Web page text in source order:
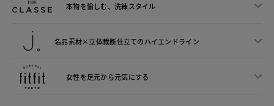
本物を愉しむ、洗練スタイル
名品素材×立体裁断仕立てのハイエンドライン
女性を足元から元気にする